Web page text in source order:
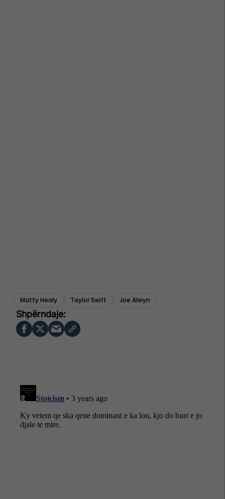
Matty Healy Taylor Swift Joe Alwyn